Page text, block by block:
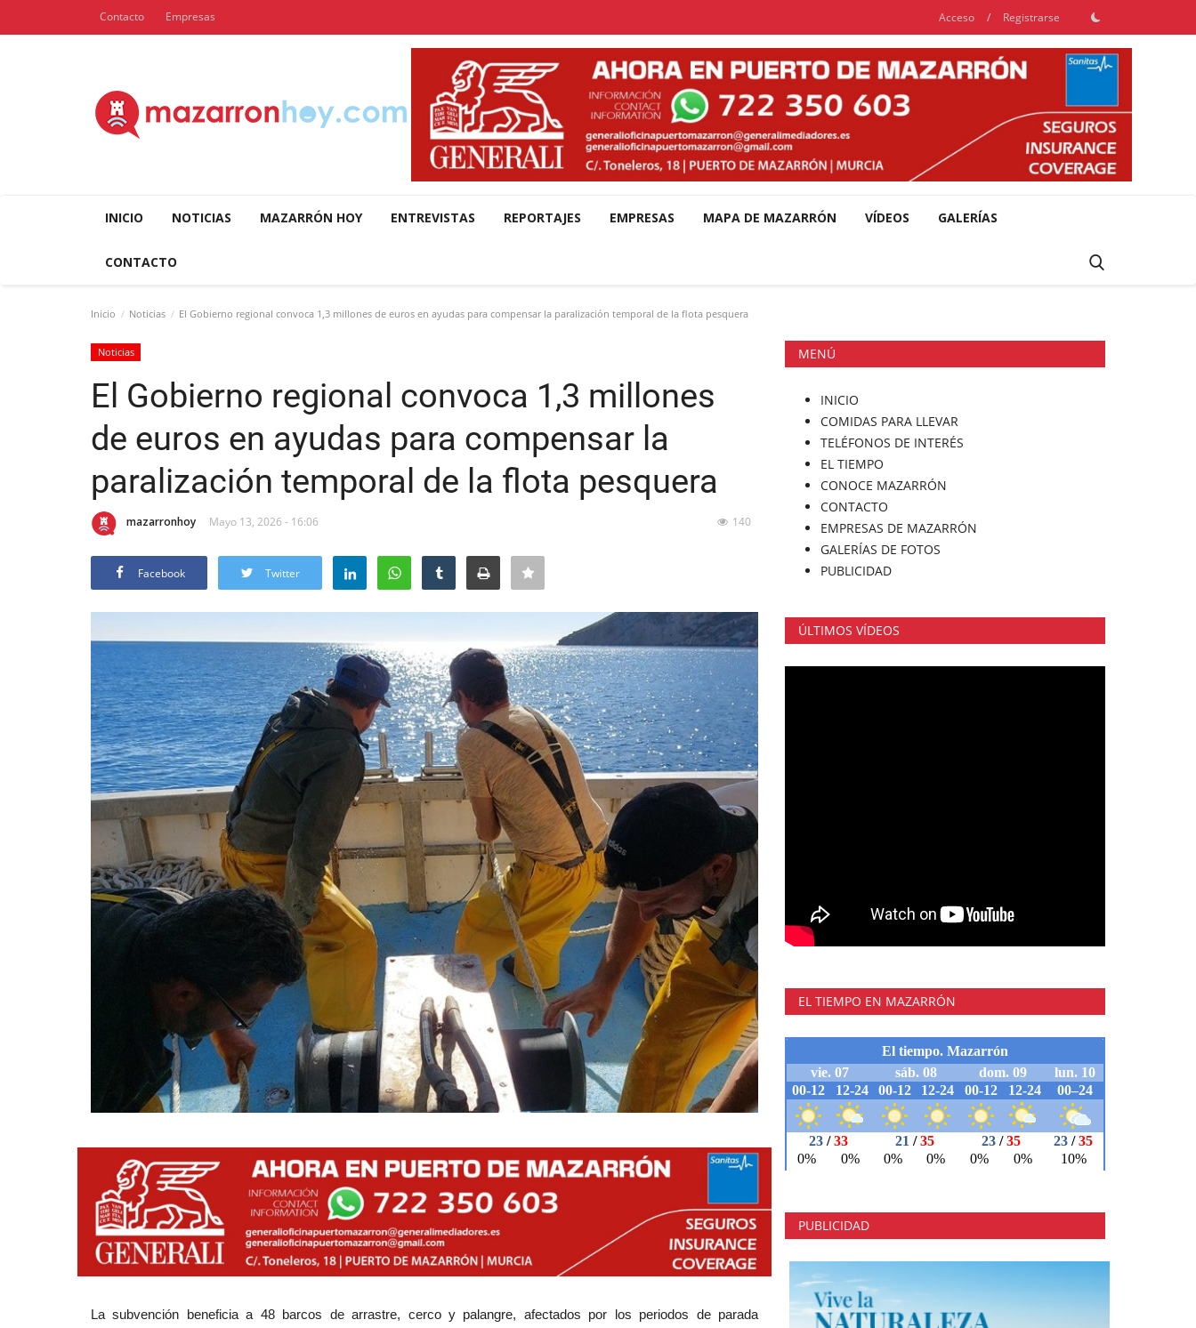
Contacto Empresas Acceso / Registrarse
INICIO NOTICIAS MAZARRÓN HOY ENTREVISTAS REPORTAJES EMPRESAS MAPA DE MAZARRÓN VÍDEOS GALERÍAS
CONTACTO
Inicio Noticias El Gobierno regional convoca 1,3 millones de euros en ayudas para compensar la paralización temporal de la flota pesquera
Noticias
El Gobierno regional convoca 1,3 millones
de euros en ayudas para compensar la
paralización temporal de la flota pesquera
mazarronhoy Mayo 13, 2026 - 16:06 140
Facebook Twitter
La subvención beneficia a 48 barcos de arrastre, cerco y palangre, afectados por los periodos de parada
MENÚ
INICIO
COMIDAS PARA LLEVAR
TELÉFONOS DE INTERÉS
EL TIEMPO
CONOCE MAZARRÓN
CONTACTO
EMPRESAS DE MAZARRÓN
GALERÍAS DE FOTOS
PUBLICIDAD
ÚLTIMOS VÍDEOS
EL TIEMPO EN MAZARRÓN
PUBLICIDAD